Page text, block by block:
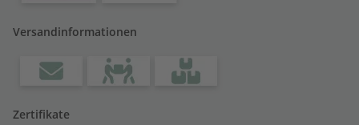
Versandinformationen
Zertifikate